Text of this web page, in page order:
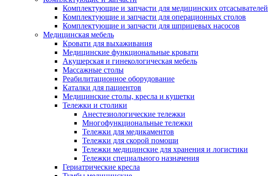
Комплектующие и запчасти для медицинских отсасывателей
Комплектующие и запчасти для операционных столов
Комплектующие и запчасти для шприцевых насосов
Медицинская мебель
Кровати для выхаживания
Медицинские функциональные кровати
Акушерская и гинекологическая мебель
Массажные столы
Реабилитационное оборудование
Каталки для пациентов
Медицинские столы, кресла и кушетки
Тележки и столики
Анестезиологические тележки
Многофункциональные тележки
Тележки для медикаментов
Тележки для скорой помощи
Тележки медицинские для хранения и логистики
Тележки специального назначения
Гериатрические кресла